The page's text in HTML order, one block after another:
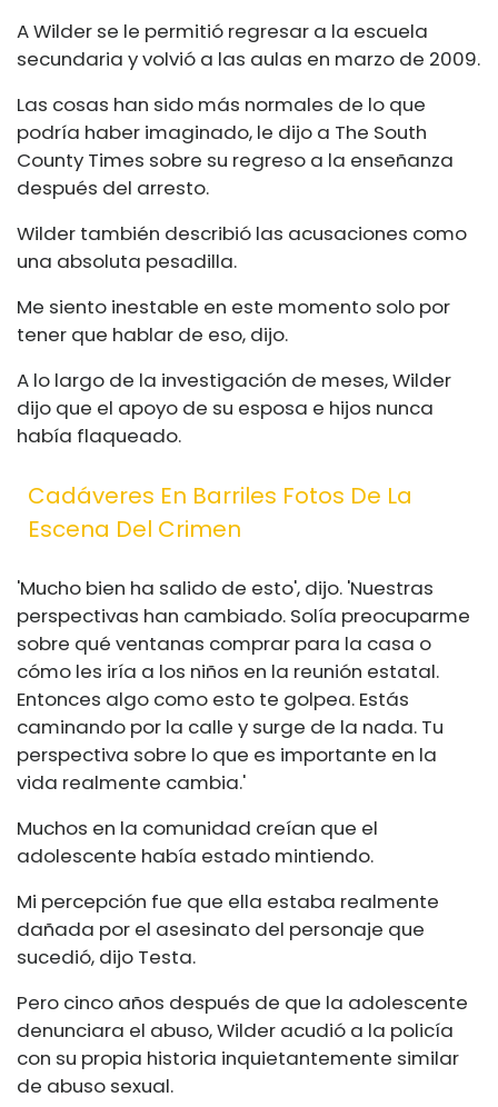
A Wilder se le permitió regresar a la escuela
secundaria y volvió a las aulas en marzo de 2009.
Las cosas han sido más normales de lo que
podría haber imaginado, le dijo a The South
County Times sobre su regreso a la enseñanza
después del arresto.
Wilder también describió las acusaciones como
una absoluta pesadilla.
Me siento inestable en este momento solo por
tener que hablar de eso, dijo.
A lo largo de la investigación de meses, Wilder
dijo que el apoyo de su esposa e hijos nunca
había flaqueado.
Cadáveres En Barriles Fotos De La
Escena Del Crimen
'Mucho bien ha salido de esto', dijo. 'Nuestras
perspectivas han cambiado. Solía ​​​​preocuparme
sobre qué ventanas comprar para la casa o
cómo les iría a los niños en la reunión estatal.
Entonces algo como esto te golpea. Estás
caminando por la calle y surge de la nada. Tu
perspectiva sobre lo que es importante en la
vida realmente cambia.'
Muchos en la comunidad creían que el
adolescente había estado mintiendo.
Mi percepción fue que ella estaba realmente
dañada por el asesinato del personaje que
sucedió, dijo Testa.
Pero cinco años después de que la adolescente
denunciara el abuso, Wilder acudió a la policía
con su propia historia inquietantemente similar
de abuso sexual.